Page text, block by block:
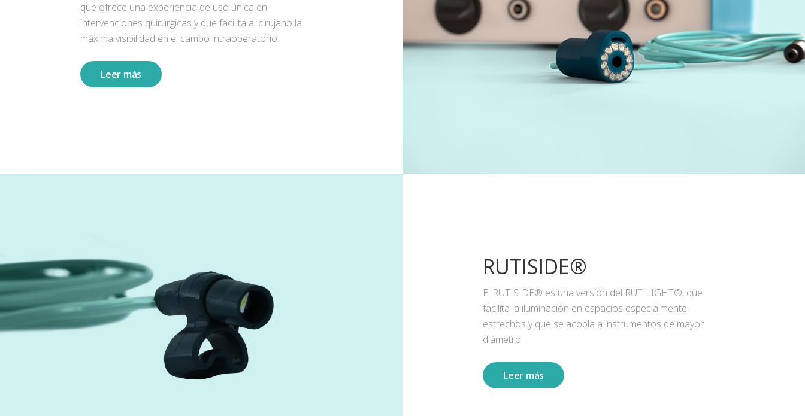
que ofrece una experiencia de uso única en
intervenciones quirúrgicas y que facilita al cirujano la
máxima visibilidad en el campo intraoperatorio.
Leer más
RUTISIDE®
El RUTISIDE® es una versión del RUTILIGHT®, que
facilita la iluminación en espacios especialmente
estrechos y que se acopla a instrumentos de mayor
diámetro.
Leer más